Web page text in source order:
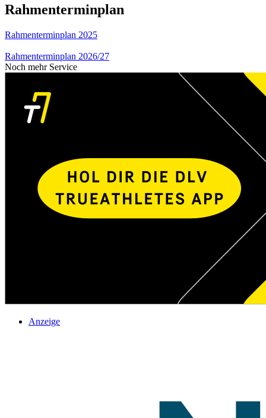
Rahmenterminplan
Rahmenterminplan 2025
Rahmenterminplan 2026/27
Noch mehr Service
Anzeige